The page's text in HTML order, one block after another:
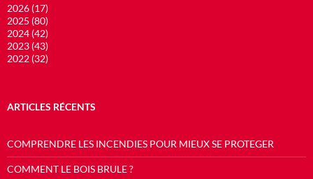
2026 (17)
2025 (80)
2024 (42)
2023 (43)
2022 (32)
ARTICLES RÉCENTS
COMPRENDRE LES INCENDIES POUR MIEUX SE PROTEGER
COMMENT LE BOIS BRULE ?